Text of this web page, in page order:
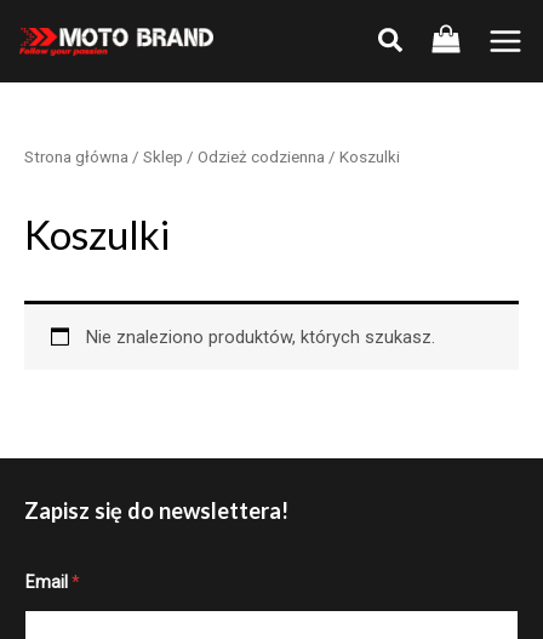
Main
Strona główna / Sklep / Odzież codzienna / Koszulki
Koszulki
Nie znaleziono produktów, których szukasz.
Zapisz się do newslettera!
m
Email *